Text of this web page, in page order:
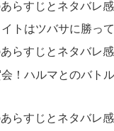
らすじとネタバレ
トはツバサに勝っ
らすじとネタバレ
会！ハルマとのバト
らすじとネタバレ